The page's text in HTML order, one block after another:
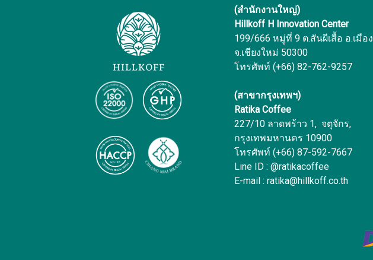
(สำนักงานใหญ่)
Hillkoff H Innovation Center
199/666 หมู่ที่ 9 ต.สันผีเสื้อ อ.เมือง
จ.เชียงใหม่ 50300
โทรศัพท์ (+66) 82-762-9257
(สาขากรุงเทพฯ)
Ratika Coffee
227/10 ลาดพร้าว 1, จตุจักร,
กรุงเทพมหานคร 10900
โทรศัพท์ (+66) 87-592-7667
Line ID : @ratikacoffee
E-mail : ratika@hillkoff.co.th